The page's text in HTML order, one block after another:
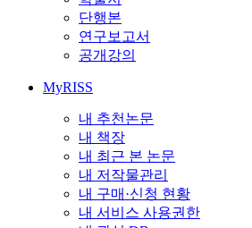
단행본
연구보고서
공개강의
MyRISS
내 추천논문
내 책장
내 최근 본 논문
내 저작물관리
내 구매·신청 현황
내 서비스 사용권한